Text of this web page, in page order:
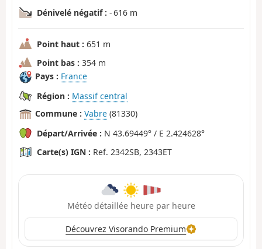
Dénivelé négatif : - 616 m
Point haut : 651 m
Point bas : 354 m
Pays : France
Région : Massif central
Commune : Vabre (81330)
Départ/Arrivée : N 43.69449° / E 2.424628°
Carte(s) IGN : Ref. 2342SB, 2343ET
Météo détaillée heure par heure
Découvrez Visorando Premium